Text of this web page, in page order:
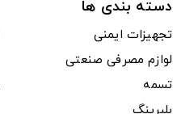
دسته بندی ها
تجهیزات ایمنی
لوازم مصرفی صنعتی
تسمه
بلبرینگ